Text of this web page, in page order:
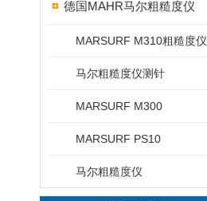
德国MAHR马尔粗糙度仪
MARSURF M310粗糙度仪
马尔粗糙度仪测针
MARSURF M300
MARSURF PS10
马尔粗糙度仪